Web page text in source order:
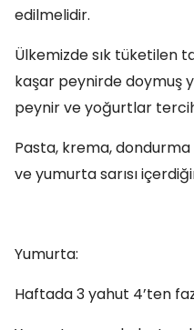
edilmelidir.
Ülkemizde sık tüketilen
kaşar peynirde doymuş
peynir ve yoğurtlar
Pasta, krema,
ve yumurta sarısı
Yumurta:
Haftada 3 yahut 4’ten